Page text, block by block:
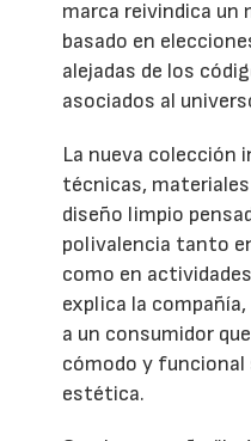
marca reivindica un
basado en
alejadas de los
asociados al
La nueva colección
técnicas,
diseño limpio
polivalencia tanto
como en
explica la
a un consumidor
cómodo y funcional
estética.